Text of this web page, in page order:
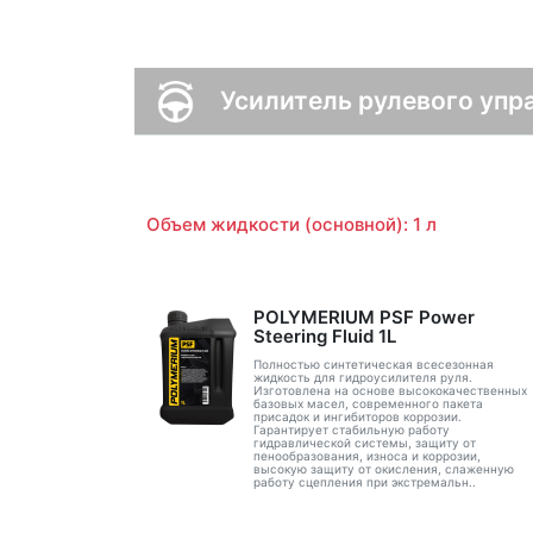
Усилитель рулевого
Объем жидкости (основной): 1 л
POLYMERIUM PSF Power
Steering Fluid 1L
Полностью синтетическая всесезонная
жидкость для гидроусилителя руля.
Изготовлена на основе высококачественных
базовых масел, современного пакета
присадок и ингибиторов коррозии.
Гарантирует стабильную работу
гидравлической системы, защиту от
пенообразования, износа и коррозии,
высокую защиту от окисления, слаженную
работу сцепления при экстремальн..